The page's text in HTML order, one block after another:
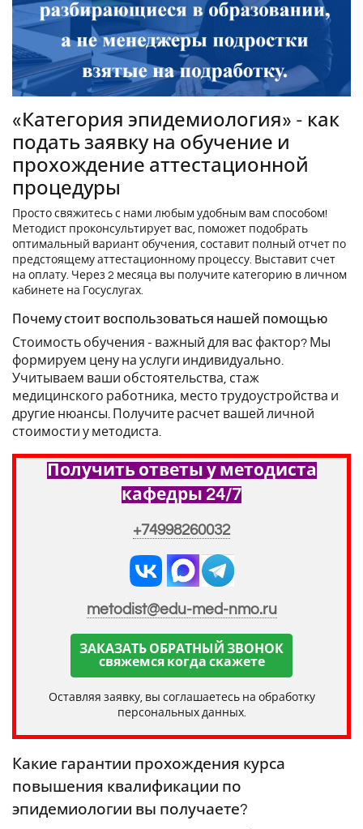
«Категория эпидемиология» - как
подать заявку на обучение и
прохождение аттестационной
процедуры
Просто свяжитесь с нами любым удобным вам способом!
Методист проконсультирует вас, поможет подобрать
оптимальный вариант обучения, составит полный отчет по
предстоящему аттестационному процессу. Выставит счет
на оплату. Через 2 месяца вы получите категорию в личном
кабинете на Госуслугах.
Почему стоит воспользоваться нашей помощью
Стоимость обучения - важный для вас фактор? Мы
формируем цену на услуги индивидуально.
Учитываем ваши обстоятельства, стаж
медицинского работника, место трудоустройства и
другие нюансы. Получите расчет вашей личной
стоимости у методиста.
Получить ответы у методиста
кафедры 24/7
+74998260032
metodist@edu-med-nmo.ru
ЗАКАЗАТЬ ОБРАТНЫЙ ЗВОНОК
свяжемся когда скажете
Оставляя заявку, вы соглашаетесь на обработку
персональных данных.
Какие гарантии прохождения курса
повышения квалификации по
эпидемиологии вы получаете?